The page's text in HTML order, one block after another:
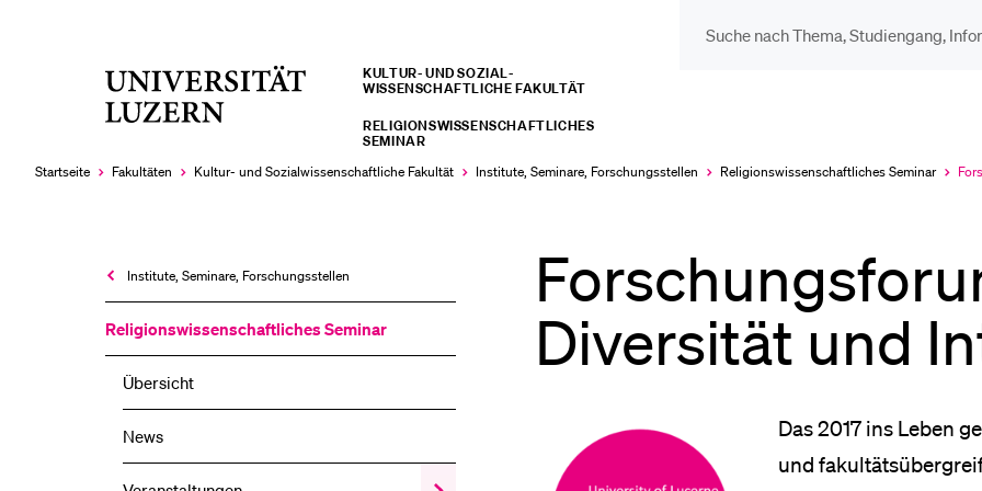
Universität
KULTUR- UND SOZIAL­­­
WISSENSCHAFTLICHE FAKULTÄT
RELIGIONSWISSENSCHAFTLICHES
SEMINAR
Startseite
Fakultäten Kultur- und Sozial­­wissenschaftliche Fakultät Institute, Seminare, Forschungsstellen Religions­wissenschaftliches Seminar
Institute, Seminare, Forschungsstellen
Religions­wissenschaftliches Seminar
Übersicht
News
Diversität und
Das 2017 ins Leben
und
LETZTE SUCHEN
Sie haben noch keine Suche getätigt.
DIE UNI FÜR…
Studien­interessierte